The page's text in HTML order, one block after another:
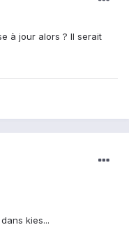
à jour alors ? Il serait
kies...